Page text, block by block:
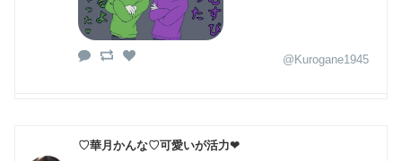
@Kurogane1945
♡華月かんな♡可愛いが活力❤